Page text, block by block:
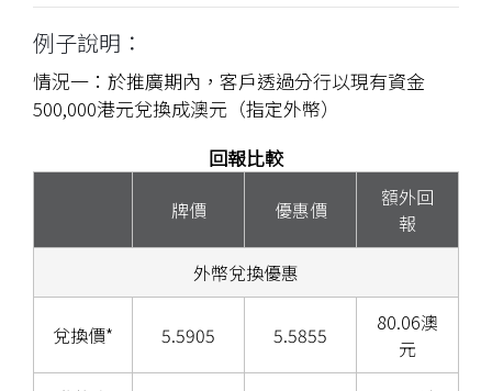
例子說明：
情況一：於推廣期內，客戶透過分行以現有資金
500,000港元兌換成澳元（指定外幣）
回報比較
牌價 優惠價
額外回
報
外幣兌換優惠
兌換價* 5.5905 5.5855
80.06澳
元